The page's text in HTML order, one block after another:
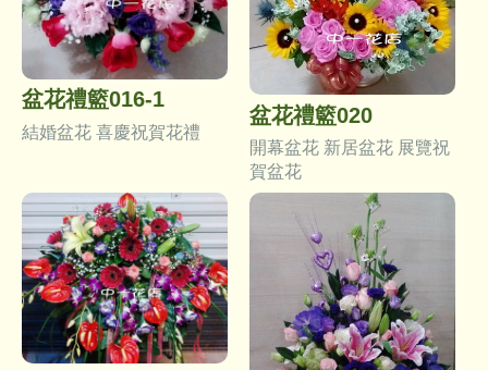
盆花禮籃016-1
結婚盆花 喜慶祝賀花禮
盆花禮籃020
開幕盆花 新居盆花 展覽祝
賀盆花